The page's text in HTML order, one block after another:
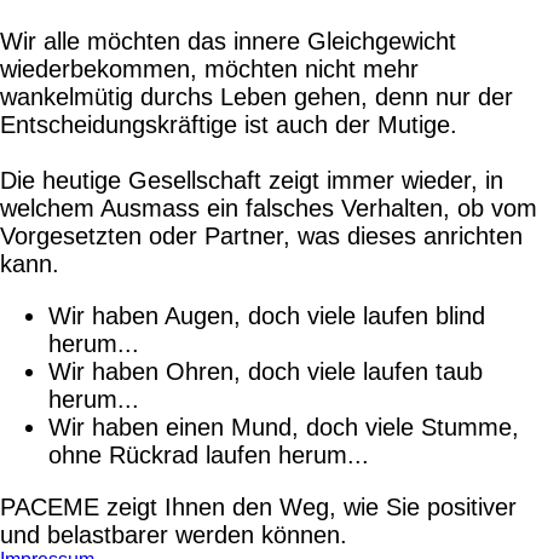
Wir alle möchten das innere Gleichgewicht
wiederbekommen, möchten nicht mehr
wankelmütig durchs Leben gehen, denn nur der
Entscheidungskräftige ist auch der Mutige.
Die heutige Gesellschaft zeigt immer wieder, in
welchem Ausmass ein falsches Verhalten, ob vom
Vorgesetzten oder Partner, was dieses anrichten
kann.
Wir haben Augen, doch viele laufen blind
herum...
Wir haben Ohren, doch viele laufen taub
herum...
Wir haben einen Mund, doch viele Stumme,
ohne Rückrad laufen herum...
PACEME zeigt Ihnen den Weg, wie Sie positiver
und belastbarer werden können.